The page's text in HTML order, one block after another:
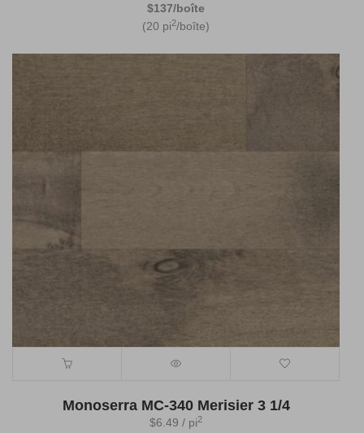
$137/boîte
(20 pi2/boîte)
Monoserra MC-340 Merisier 3 1/4
$6.49 / pi2